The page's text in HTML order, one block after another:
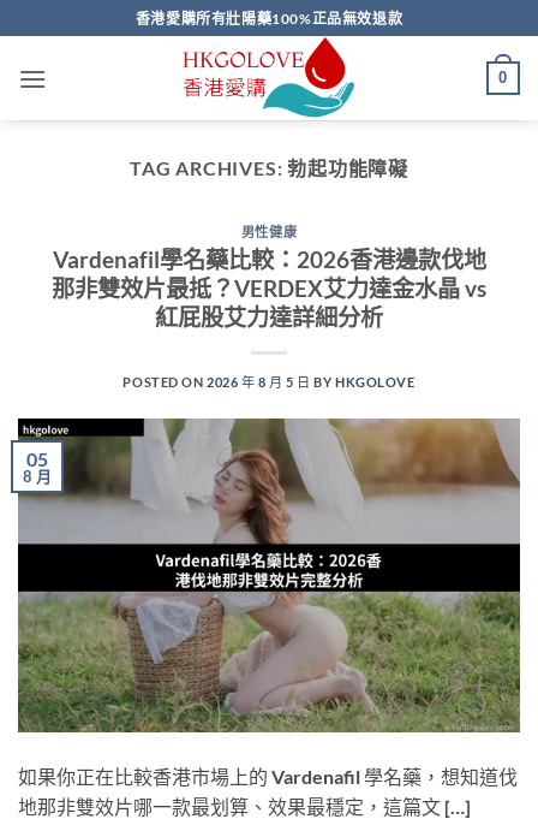
to
content
香港愛購所有壯陽藥100%正品無效退款
0
TAG ARCHIVES:勃起功能障礙
男性健康
Vardenafil學名藥比較：2026香港邊款伐地
那非雙效片最抵？VERDEX艾力達金水晶 vs
紅屁股艾力達詳細分析
POSTED ON2026 年 8 月 5 日 BYHKGOLOVE
05
8 月
如果你正在比較香港市場上的 Vardenafil 學名藥，想知道伐
地那非雙效片哪一款最划算、效果最穩定，這篇文 […]